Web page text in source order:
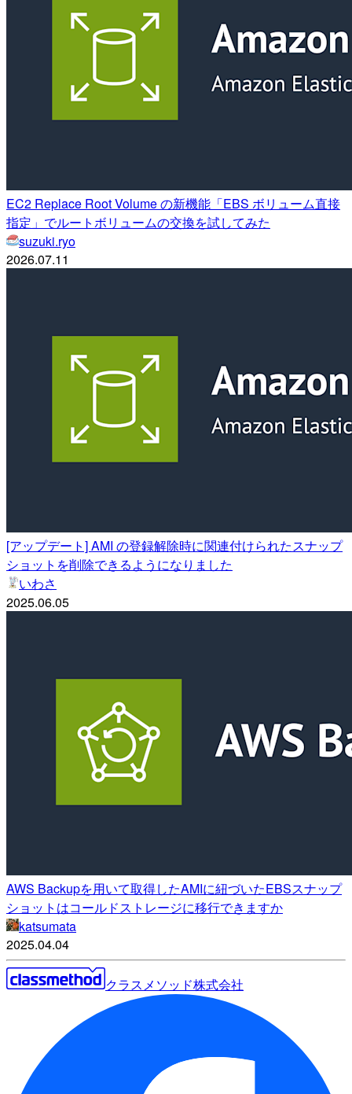
EC2 Replace Root Volume の新機能「EBS ボリューム直接
指定」でルートボリュームの交換を試してみた
suzuki.ryo
2026.07.11
[アップデート] AMI の登録解除時に関連付けられたスナップ
ショットを削除できるようになりました
いわさ
2025.06.05
AWS Backupを用いて取得したAMIに紐づいたEBSスナップ
ショットはコールドストレージに移行できますか
katsumata
2025.04.04
クラスメソッド株式会社